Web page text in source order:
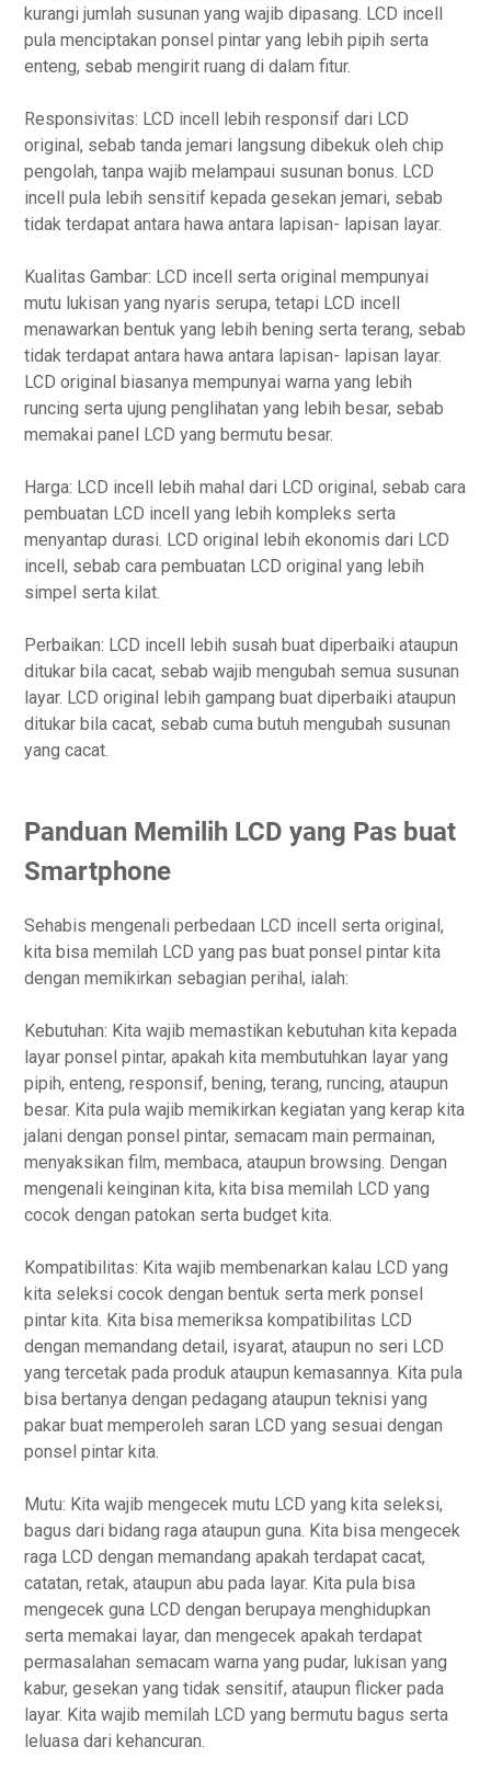
kurangi jumlah susunan yang wajib dipasang. LCD incell
pula menciptakan ponsel pintar yang lebih pipih serta
enteng, sebab mengirit ruang di dalam fitur.
Responsivitas: LCD incell lebih responsif dari LCD
original, sebab tanda jemari langsung dibekuk oleh chip
pengolah, tanpa wajib melampaui susunan bonus. LCD
incell pula lebih sensitif kepada gesekan jemari, sebab
tidak terdapat antara hawa antara lapisan- lapisan layar.
Kualitas Gambar: LCD incell serta original mempunyai
mutu lukisan yang nyaris serupa, tetapi LCD incell
menawarkan bentuk yang lebih bening serta terang, sebab
tidak terdapat antara hawa antara lapisan- lapisan layar.
LCD original biasanya mempunyai warna yang lebih
runcing serta ujung penglihatan yang lebih besar, sebab
memakai panel LCD yang bermutu besar.
Harga: LCD incell lebih mahal dari LCD original, sebab cara
pembuatan LCD incell yang lebih kompleks serta
menyantap durasi. LCD original lebih ekonomis dari LCD
incell, sebab cara pembuatan LCD original yang lebih
simpel serta kilat.
Perbaikan: LCD incell lebih susah buat diperbaiki ataupun
ditukar bila cacat, sebab wajib mengubah semua susunan
layar. LCD original lebih gampang buat diperbaiki ataupun
ditukar bila cacat, sebab cuma butuh mengubah susunan
yang cacat.
Panduan Memilih LCD yang Pas buat
Smartphone
Sehabis mengenali perbedaan LCD incell serta original,
kita bisa memilah LCD yang pas buat ponsel pintar kita
dengan memikirkan sebagian perihal, ialah:
Kebutuhan: Kita wajib memastikan kebutuhan kita kepada
layar ponsel pintar, apakah kita membutuhkan layar yang
pipih, enteng, responsif, bening, terang, runcing, ataupun
besar. Kita pula wajib memikirkan kegiatan yang kerap kita
jalani dengan ponsel pintar, semacam main permainan,
menyaksikan film, membaca, ataupun browsing. Dengan
mengenali keinginan kita, kita bisa memilah LCD yang
cocok dengan patokan serta budget kita.
Kompatibilitas: Kita wajib membenarkan kalau LCD yang
kita seleksi cocok dengan bentuk serta merk ponsel
pintar kita. Kita bisa memeriksa kompatibilitas LCD
dengan memandang detail, isyarat, ataupun no seri LCD
yang tercetak pada produk ataupun kemasannya. Kita pula
bisa bertanya dengan pedagang ataupun teknisi yang
pakar buat memperoleh saran LCD yang sesuai dengan
ponsel pintar kita.
Mutu: Kita wajib mengecek mutu LCD yang kita seleksi,
bagus dari bidang raga ataupun guna. Kita bisa mengecek
raga LCD dengan memandang apakah terdapat cacat,
catatan, retak, ataupun abu pada layar. Kita pula bisa
mengecek guna LCD dengan berupaya menghidupkan
serta memakai layar, dan mengecek apakah terdapat
permasalahan semacam warna yang pudar, lukisan yang
kabur, gesekan yang tidak sensitif, ataupun flicker pada
layar. Kita wajib memilah LCD yang bermutu bagus serta
leluasa dari kehancuran.